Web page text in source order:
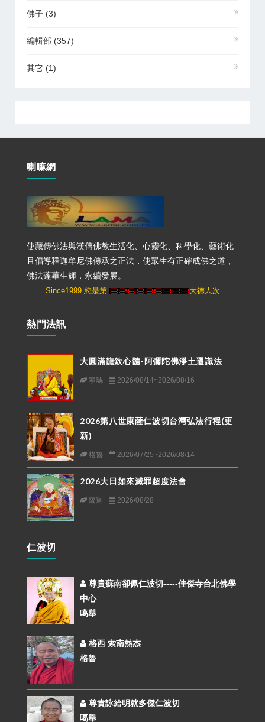
佛子 (3)
編輯部 (357)
其它 (1)
喇嘛網
使藏傳佛法與漢傳佛教生活化、心靈化、科學化、藝術化
且倡導釋迦牟尼佛傳承之正法，使眾生有正確成佛之道，
佛法蓬蓽生輝，永續發展。
Since1999 您是第 大德人次
熱門法訊
大圓滿龍欽心髓-阿彌陀佛淨土遷識法
寧瑪 2026/08/14~2026/08/16
2026第八世康薩仁波切台灣弘法行程(更
新)
格魯 2026/07/25~2026/08/14
2026大日如來滅罪超度法會
薩迦 2026/08/28
仁波切
尊貴蘇南卻佩仁波切-----佳傑寺台北佛學
中心
噶舉
格西 索南熱杰
格魯
尊貴詠給明就多傑仁波切
噶舉